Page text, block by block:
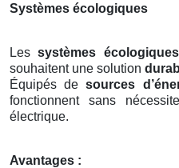
Systèmes écologiques
Lessystèmes écologiques
souhaitent une solution
Équipés desources
fonctionnent sans
électrique.
Avantages :